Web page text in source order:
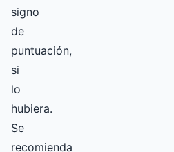
signo
de
puntuación,
si
lo
hubiera.
Se
recomienda